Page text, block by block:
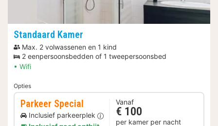
Standaard Kamer
Max. 2 volwassenen en 1 kind
2 eenpersoonsbedden of 1 tweepersoonsbed
Wifi
Opties
Parkeer Special
Inclusief parkeerplek
Vanaf
€ 100
per kamer per nacht